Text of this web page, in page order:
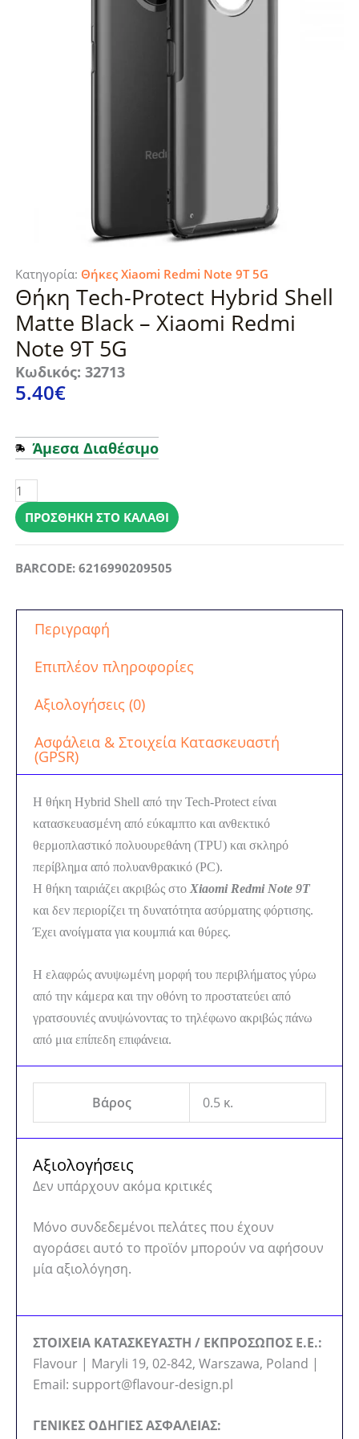
Κατηγορία: Θήκες Xiaomi Redmi Note 9T 5G
Θήκη Tech-Protect Hybrid Shell
Matte Black – Xiaomi Redmi
Note 9T 5G
Κωδικός: 32713
5.40€
Άμεσα Διαθέσιμο
Tech-
Protect
Hybrid
Matte
-
Xiaomi
Note
ποσότητα
ΠΡΟΣΘΉΚΗ ΣΤΟ ΚΑΛΆΘΙ
BARCODE: 6216990209505
Περιγραφή
Επιπλέον πληροφορίες
Αξιολογήσεις (0)
Ασφάλεια & Στοιχεία Κατασκευαστή
(GPSR)
Η θήκη Hybrid Shell από την Tech-Protect είναι
κατασκευασμένη από εύκαμπτο και ανθεκτικό
θερμοπλαστικό πολυουρεθάνη (TPU) και σκληρό
περίβλημα από πολυανθρακικό (PC).
Η θήκη ταιριάζει ακριβώς στο Xiaomi Redmi Note 9T
και δεν περιορίζει τη δυνατότητα ασύρματης φόρτισης.
Έχει ανοίγματα για κουμπιά και θύρες.
Η ελαφρώς ανυψωμένη μορφή του περιβλήματος γύρω
από την κάμερα και την οθόνη το προστατεύει από
γρατσουνιές ανυψώνοντας το τηλέφωνο ακριβώς πάνω
από μια επίπεδη επιφάνεια.
Βάρος 0.5 κ.
Αξιολογήσεις
Δεν υπάρχουν ακόμα κριτικές
Μόνο συνδεδεμένοι πελάτες που έχουν
αγοράσει αυτό το προϊόν μπορούν να αφήσουν
μία αξιολόγηση.
ΣΤΟΙΧΕΙΑ ΚΑΤΑΣΚΕΥΑΣΤΗ / ΕΚΠΡΟΣΩΠΟΣ Ε.Ε.:
Flavour | Maryli 19, 02-842, Warszawa, Poland |
Email: support@flavour-design.pl
ΓΕΝΙΚΕΣ ΟΔΗΓΙΕΣ ΑΣΦΑΛΕΙΑΣ: